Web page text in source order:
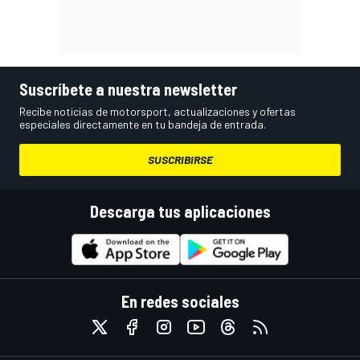
Suscríbete a nuestra newsletter
Recibe noticias de motorsport, actualizaciones y ofertas
especiales directamente en tu bandeja de entrada.
SUSCRIBIRSE
Descarga tus aplicaciones
En redes sociales